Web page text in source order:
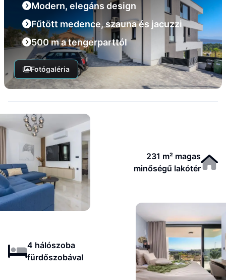
Modern, elegáns design
Fűtött medence, szauna és jacuzzi
500 m a tengerparttól
Fotógaléria
231 m² magas
minőségű lakótér
4 hálószoba
fürdőszobával